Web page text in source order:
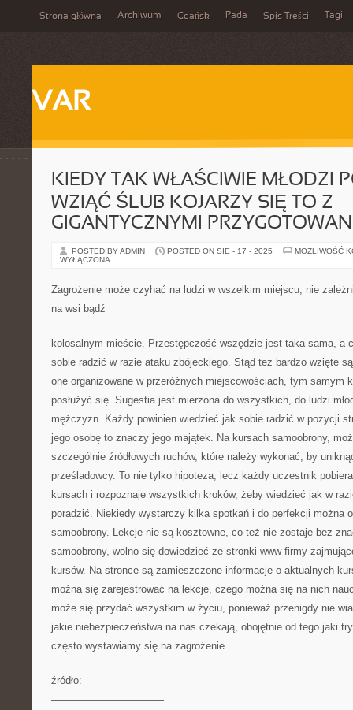
Strona główna Archiwum Gdańsk Pada Spis Treści Tagi
VAR
KIEDY TAK WŁAŚCIWIE MŁODZI
WZIĄĆ ŚLUB KOJARZY SIĘ TO Z
GIGANTYCZNYMI
POSTED BY ADMIN POSTED ON SIE - 17 - 2025
MOŻLIWOŚĆ
WYŁĄCZONA
Zagrożenie może czyhać na ludzi w wszelkim miejscu, nie
na wsi bądź
kolosalnym mieście. Przestępczość wszędzie jest taka sama, a
sobie radzić w razie ataku zbójeckiego. Stąd też bardzo wzięte
one organizowane w przeróżnych miejscowościach, tym samym
posłużyć się. Sugestia jest mierzona do wszystkich, do ludzi
mężczyzn. Każdy powinien wiedzieć jak sobie radzić w pozycji
jego osobę to znaczy jego majątek. Na kursach samoobrony,
szczególnie źródłowych ruchów, które należy wykonać, by
prześladowcy. To nie tylko hipoteza, lecz każdy uczestnik
kursach i rozpoznaje wszystkich kroków, żeby wiedzieć jak w
poradzić. Niekiedy wystarczy kilka spotkań i do perfekcji można
samoobrony. Lekcje nie są kosztowne, co też nie zostaje bez
samoobrony, wolno się dowiedzieć ze stronki www firmy
kursów. Na stronce są zamieszczone informacje o aktualnych
można się zarejestrować na lekcje, czego można się na nich
może się przydać wszystkim w życiu, ponieważ przenigdy nie
jakie niebezpieczeństwa na nas czekają, obojętnie od tego jaki
często wystawiamy się na zagrożenie.
źródło:
———————————